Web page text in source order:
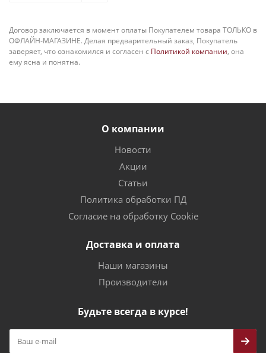
Договор заключается в момент оплаты Покупателем товара ТОЛЬКО в
ОФЛАЙН-МАГАЗИНЕ. Делая предварительный заказ, Покупатель
заверяет, что ознакомился и согласен с Политикой компании, она
ему ясна и понятна.
О компании
Новости
Акции
Статьи
Политика обработки ПД
Согласие на обработку Cookie
Доставка и оплата
Наши магазины
Производители
Будьте всегда в курсе!